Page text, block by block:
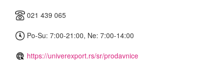
021 439 065
Po-Su: 7:00-21:00, Ne: 7:00-14:00
https://univerexport.rs/sr/prodavnice